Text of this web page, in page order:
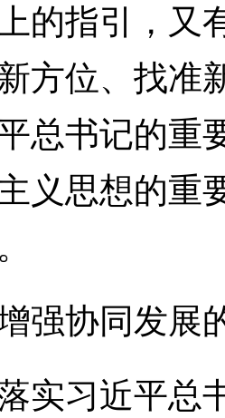
的指引，又
方位、找准
总书记的重
义思想的重
协同发展
习近平总